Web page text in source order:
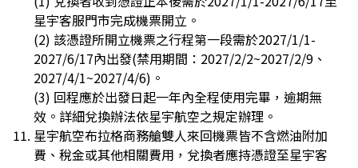
星宇客服門市完成機票開立。
(2) 該憑證所開立機票之行程第一段需於2027/1/1-
2027/6/17內出發(禁用期間：2027/2/2~2027/2/9、
2027/4/1~2027/4/6)。
(3) 回程應於出發日起一年內全程使用完畢，逾期無
效。詳細兌換辦法依星宇航空之規定辦理。
星宇航空布拉格商務艙雙人來回機票皆不含燃油附加
費、稅金或其他相關費用，兌換者應持憑證至星宇客